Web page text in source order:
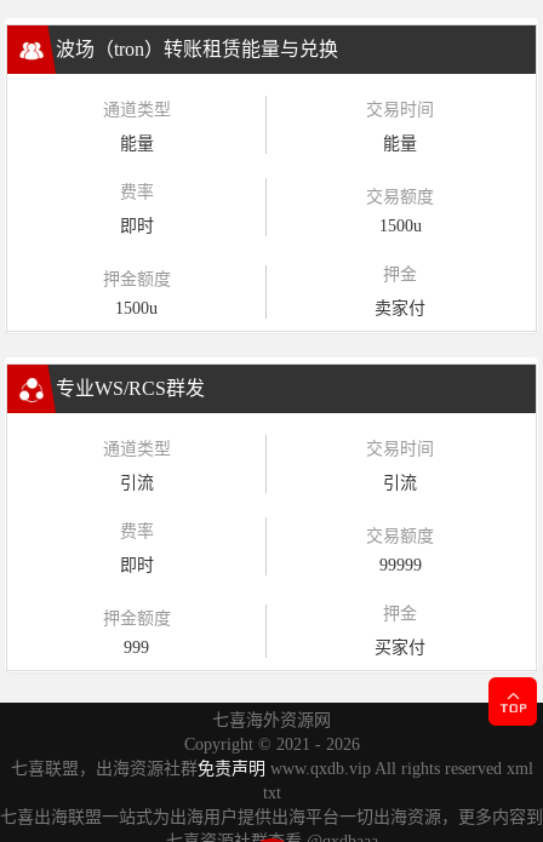
波场（tron）转账租赁能量与兑换
通道类型
能量
交易时间
能量
费率
即时
交易额度
1500u
押金额度
1500u
押金
卖家付
专业WS/RCS群发
通道类型
引流
交易时间
引流
费率
即时
交易额度
99999
押金额度
999
押金
买家付
七喜海外资源网
Copyright © 2021 - 2026
七喜联盟，出海资源社群免责声明 www.qxdb.vip All rights reserved xml
txt
七喜出海联盟一站式为出海用户提供出海平台一切出海资源，更多内容到